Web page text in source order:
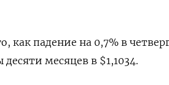
как падение на 0,7% в
месяцев в $1,1034.